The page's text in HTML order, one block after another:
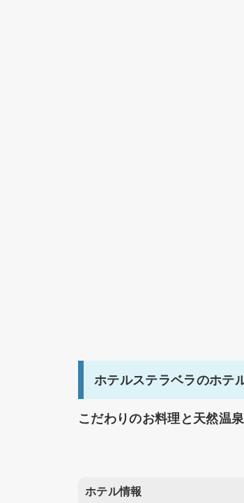
ホテルステラベラのホテ
こだわりのお料理と天然温
ホテル情報